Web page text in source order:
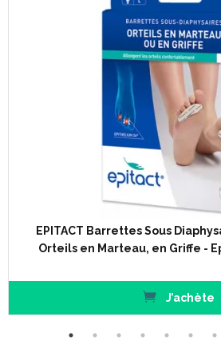
EPITACT Barrettes Sous
Orteils en Marteau, en Griffe -
J’achète